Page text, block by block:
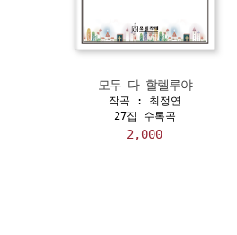
모두 다 할렐루야
작곡 : 최정연
27집 수록곡
2,000